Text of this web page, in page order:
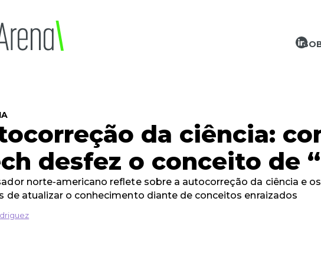
da ciência:
desfez o conceito de
norte-americano reflete sobre a autocorreção da ciência e os
de atualizar o conhecimento diante de conceitos enraizados